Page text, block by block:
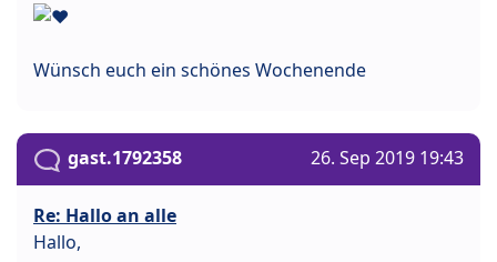
Wünsch euch ein schönes Wochenende
gast.1792358 26. Sep 2019 19:43
Re: Hallo an alle
Hallo,